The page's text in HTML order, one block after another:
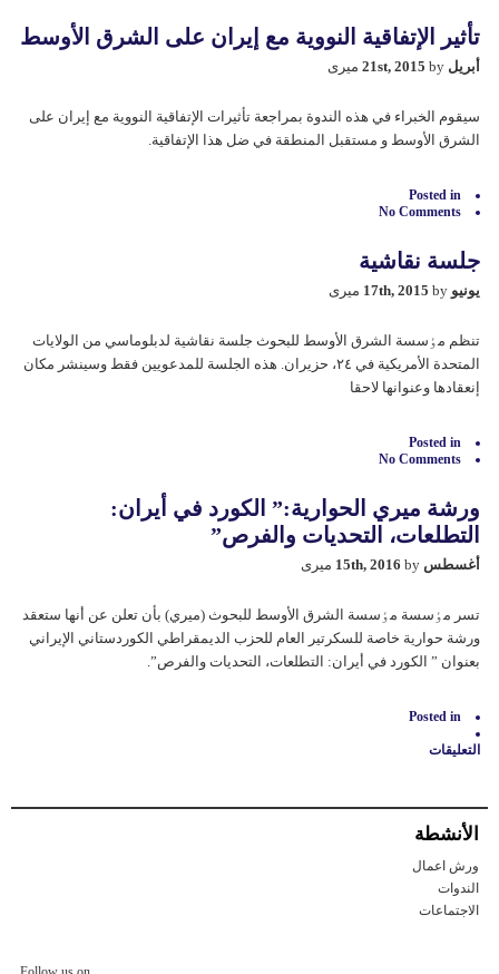
العلاقات
الامريكية-
الايرانية
و
الشرق
الأوسط
تأثیر الإتفاقیة النوویة مع إیران علی الشرق الأوسط
أبريل 21st, 2015 by میری
سيقوم الخبراء في هذه الندوة بمراجعة تأثیرات الإتفاقیة النوویة مع إیران علی
الشرق الأوسط و مستقبل المنطقة في ضل هذا الإتفاقیة.
Posted in
No Comments
جلسة نقاشية
يونيو 17th, 2015 by میری
تنظم مٶسسة الشرق الأوسط للبحوث جلسة نقاشية لدبلوماسي من الولايات
المتحدة الأمريکية في ٢٤، حزيران. هذه الجلسة للمدعويين فقط وسينشر مکان
إنعقادها وعنوانها لاحقا
Posted in
No Comments
ورشة ميري الحوارية:” الكورد في أيران:
التطلعات، التحديات والفرص”
أغسطس 15th, 2016 by میری
تسر مٶسسة مٶسسة الشرق الأوسط للبحوث (ميري) بأن تعلن عن أنها ستعقد
ورشة حوارية خاصة للسکرتير العام للحزب الديمقراطي الكوردستاني الإيراني
بعنوان ” الكورد في أيران: التطلعات، التحديات والفرص”.
Posted in
التعليقات
الكورد
أيران:
التطلعات،
التحديات
والفرص”
الأنشطة
ورش اعمال
الندوات
الاجتماعات